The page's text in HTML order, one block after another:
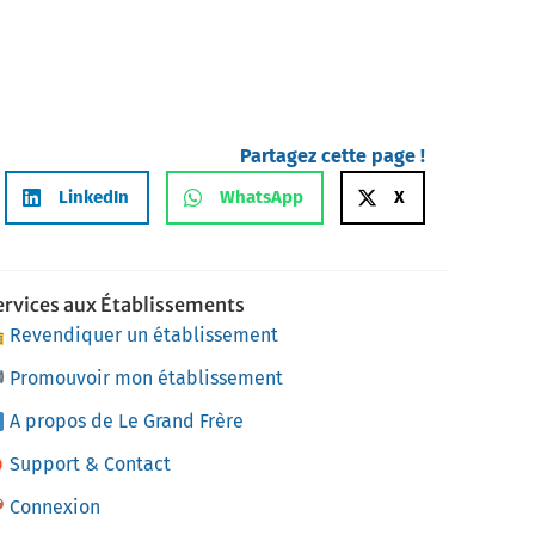
Partagez cette page !
LinkedIn WhatsApp X
aux Établissements
Revendiquer un établissement
Promouvoir mon établissement
A propos de Le Grand Frère
Support & Contact
Connexion